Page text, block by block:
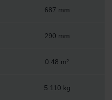
687 mm
290 mm
0.48 m²
5.110 kg